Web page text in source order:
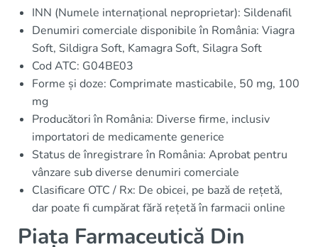
INN (Numele internațional neproprietar): Sildenafil
Denumiri comerciale disponibile în România: Viagra
Soft, Sildigra Soft, Kamagra Soft, Silagra Soft
Cod ATC: G04BE03
Forme și doze: Comprimate masticabile, 50 mg, 100
mg
Producători în România: Diverse firme, inclusiv
importatori de medicamente generice
Status de înregistrare în România: Aprobat pentru
vânzare sub diverse denumiri comerciale
Clasificare OTC / Rx: De obicei, pe bază de rețetă,
dar poate fi cumpărat fără rețetă în farmacii online
Piața Farmaceutică Din